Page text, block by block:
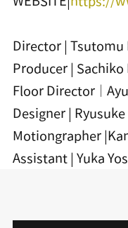
Director | Tsutomu
Producer | Sachiko
Floor Director｜
Designer |
Motiongrapher
Assistant | Yuka